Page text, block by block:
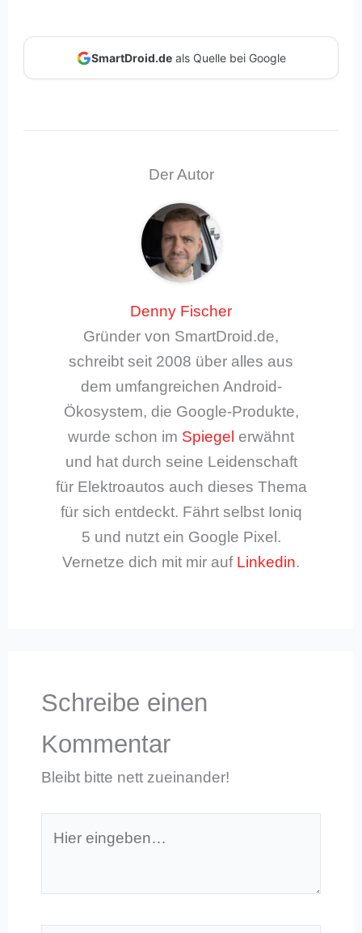
SmartDroid.deals Quelle bei Google
Der Autor
Denny Fischer
Gründer von SmartDroid.de,
schreibt seit 2008 über alles aus
dem umfangreichen Android-
Ökosystem, die Google-Produkte,
wurde schon im Spiegel erwähnt
und hat durch seine Leidenschaft
für Elektroautos auch dieses Thema
für sich entdeckt. Fährt selbst Ioniq
5 und nutzt ein Google Pixel.
Vernetze dich mit mir auf Linkedin.
Schreibe einen
Kommentar
Bleibt bitte nett zueinander!
eingeben…